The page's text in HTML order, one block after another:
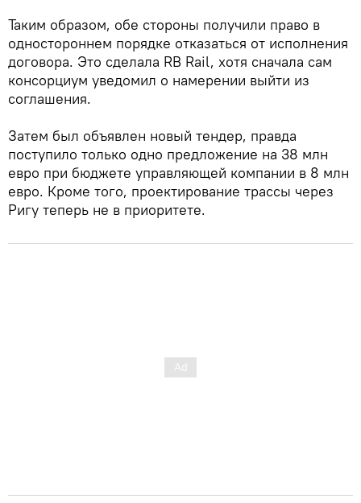
Таким образом, обе стороны получили право в
одностороннем порядке отказаться от исполнения
договора. Это сделала RB Rail, хотя сначала сам
консорциум уведомил о намерении выйти из
соглашения.
Затем был объявлен новый тендер, правда
поступило только одно предложение на 38 млн
евро при бюджете управляющей компании в 8 млн
евро. Кроме того, проектирование трассы через
Ригу теперь не в приоритете.